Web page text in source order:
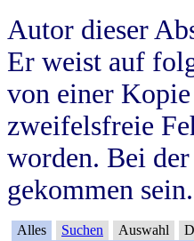
Autor dieser
Er weist auf
von einer
zweifelsfreie
worden. Bei
gekommen
Alles Suchen Auswahl